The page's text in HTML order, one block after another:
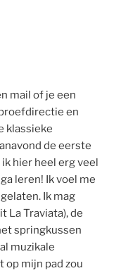
mail of je een
en
klassieke
de eerste
hier heel erg veel
leren! Ik voel me
Ik mag
La Traviata), de
springkussen
muzikale
op mijn pad zou